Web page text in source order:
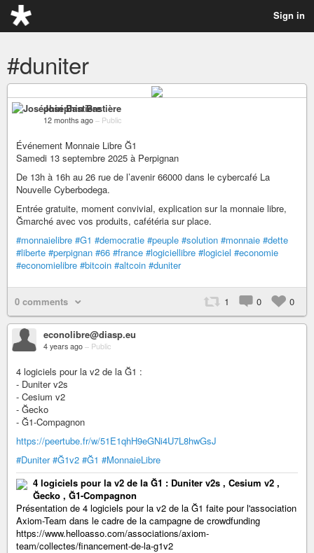
Sign in
#duniter
Joséphin Bastière
12 months ago – Public
Événement Monnaie Libre Ğ1
Samedi 13 septembre 2025 à Perpignan
De 13h à 16h au 26 rue de l’avenir 66000 dans le cybercafé La
Nouvelle Cyberbodega.
Entrée gratuite, moment convivial, explication sur la monnaie libre,
Ğmarché avec vos produits, cafétéria sur place.
#monnaielibre #G1 #democratie #peuple #solution #monnaie #dette
#liberte #perpignan #66 #france #logiciellibre #logiciel #economie
#economielibre #bitcoin #altcoin #duniter
0 comments 1 0 0
econolibre@diasp.eu
4 years ago – Public
4 logiciels pour la v2 de la Ğ1 :
- Duniter v2s
- Cesium v2
- Ğecko
- Ğ1-Compagnon
https://peertube.fr/w/51E1qhH9eGNi4U7L8hwGsJ
#Duniter #Ğ1v2 #Ğ1 #MonnaieLibre
4 logiciels pour la v2 de la Ğ1 : Duniter v2s , Cesium v2 ,
Ğecko , Ğ1-Compagnon
Présentation de 4 logiciels pour la v2 de la Ğ1 faite pour l'association
Axiom-Team dans le cadre de la campagne de crowdfunding
https://www.helloasso.com/associations/axiom-
team/collectes/financement-de-la-g1v2